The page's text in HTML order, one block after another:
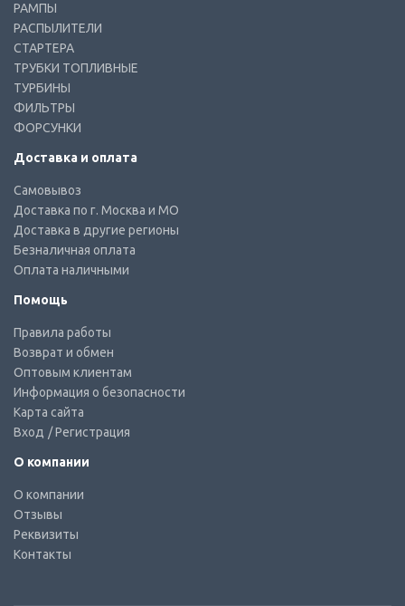
РАМПЫ
РАСПЫЛИТЕЛИ
СТАРТЕРА
ТРУБКИ ТОПЛИВНЫЕ
ТУРБИНЫ
ФИЛЬТРЫ
ФОРСУНКИ
Доставка и оплата
Самовывоз
Доставка по г. Москва и МО
Доставка в другие регионы
Безналичная оплата
Оплата наличными
Помощь
Правила работы
Возврат и обмен
Оптовым клиентам
Информация о безопасности
Карта сайта
Вход / Регистрация
О компании
О компании
Отзывы
Реквизиты
Контакты